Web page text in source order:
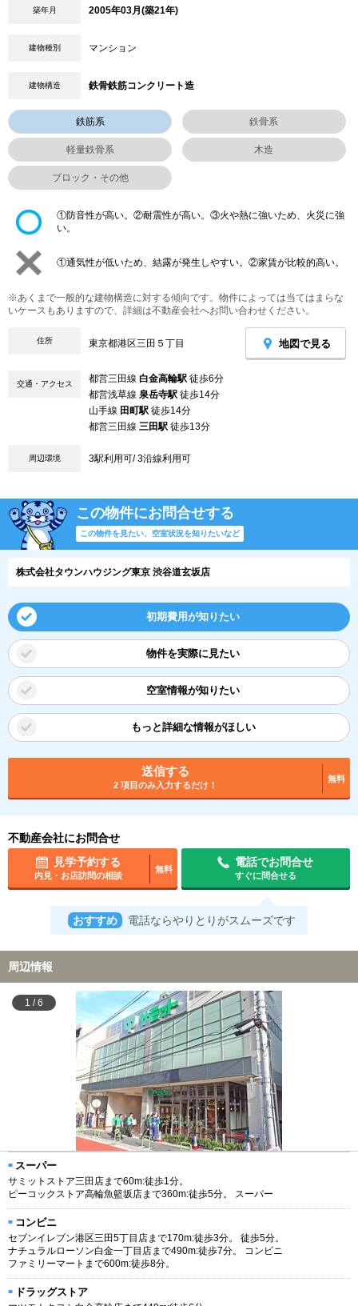
築年月 2005年03月(築21年)
建物種別 マンション
建物構造 鉄骨鉄筋コンクリート造
鉄筋系 鉄骨系
軽量鉄骨系 木造
ブロック・その他
①防音性が高い。②耐震性が高い。③火や熱に強いため、火災に強
い。
①通気性が低いため、結露が発生しやすい。②家賃が比較的高い。
※あくまで一般的な建物構造に対する傾向です。物件によっては当てはまらな
いケースもありますので、詳細は不動産会社へお問い合わせください。
住所 東京都港区三田５丁目 地図で見る
交通・アクセス 都営三田線 白金高輪駅 徒歩6分
都営浅草線 泉岳寺駅 徒歩14分
山手線 田町駅 徒歩14分
都営三田線 三田駅 徒歩13分
周辺環境 3駅利用可/ 3沿線利用可
この物件にお問合せする
この物件を見たい、空室状況を知りたいなど
株式会社タウンハウジング東京 渋谷道玄坂店
初期費用が知りたい
物件を実際に見たい
空室情報が知りたい
もっと詳細な情報がほしい
送信する
2 項目のみ入力するだけ！
無料
不動産会社にお問合せ
見学予約する
内見・お店訪問の相談
無料
電話でお問合せ
すぐに問合せる
おすすめ 電話ならやりとりがスムーズです
周辺情報
1 /6
スーパー
サミットストア三田店まで60m:徒歩1分。
ピーコックストア高輪魚籃坂店まで360m:徒歩5分。 スーパー
コンビニ
セブンイレブン港区三田5丁目店まで170m:徒歩3分。 徒歩5分。
ナチュラルローソン白金一丁目店まで490m:徒歩7分。 コンビニ
ファミリーマートまで600m:徒歩8分。
ドラッグストア